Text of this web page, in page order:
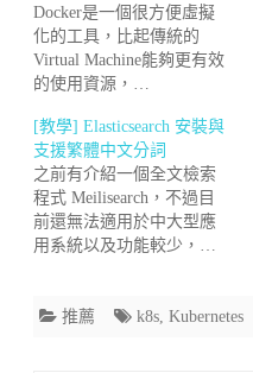
Docker是一個很方便虛擬
化的工具，比起傳統的
Virtual Machine能夠更有效
的使用資源，…
[教學] Elasticsearch 安裝與
支援繁體中文分詞
之前有介紹一個全文檢索
程式 Meilisearch，不過目
前還無法適用於中大型應
用系統以及功能較少，…
推薦 k8s, Kubernetes